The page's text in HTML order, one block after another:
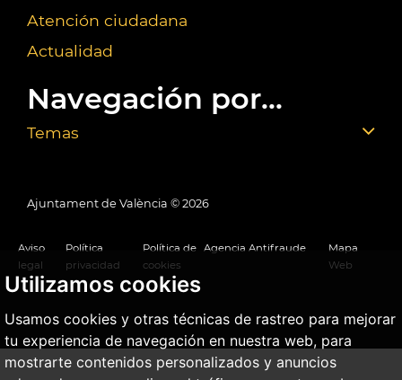
Utilizamos cookies
Usamos cookies y otras técnicas de rastreo para mejorar
tu experiencia de navegación en nuestra web, para
mostrarte contenidos personalizados y anuncios
Atención ciudadana
Actualidad
Navegación por...
Temas
Ajuntament de València © 2026
Aviso
legal
Política
privacidad
Política de
cookies
Agencia Antifraude
Mapa
Web